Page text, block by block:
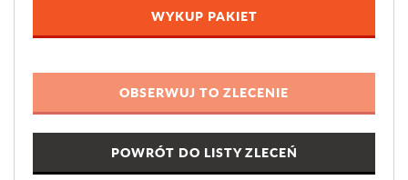
WYKUP PAKIET
POWRÓT DO LISTY ZLECEŃ